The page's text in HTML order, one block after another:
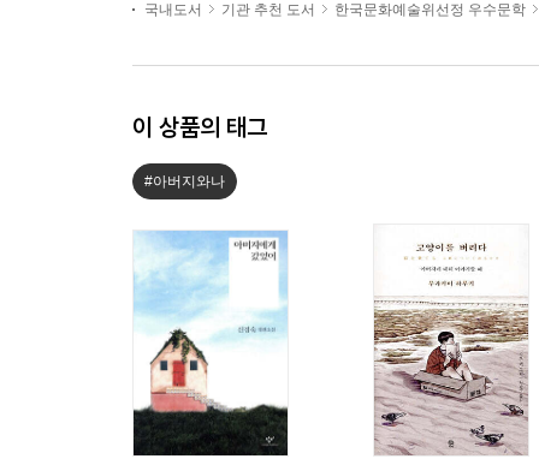
국내도서 기관 추천 도서 한국문화예술위선정 우수문학
이 상품의 태그
#아버지와나